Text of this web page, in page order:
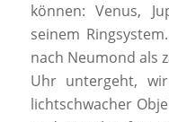
können: Venus,
seinem
nach Neumond als
Uhr untergeht,
lichtschwacher